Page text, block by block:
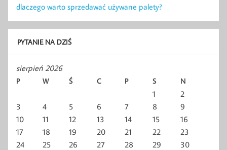
dlaczego warto sprzedawać używane palety?
PYTANIE NA DZIŚ
sierpień 2026
P W Ś C P S N
1
2
3
4 5 6 7 8
9
10
11 12 13 14 15
16
17
18 19 20 21 22
23
24
25 26 27 28 29
30